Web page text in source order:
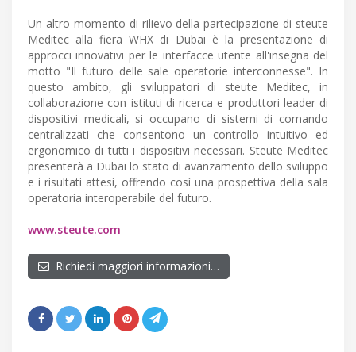
Un altro momento di rilievo della partecipazione di steute
Meditec alla fiera WHX di Dubai è la presentazione di
approcci innovativi per le interfacce utente all'insegna del
motto "Il futuro delle sale operatorie interconnesse". In
questo ambito, gli sviluppatori di steute Meditec, in
collaborazione con istituti di ricerca e produttori leader di
dispositivi medicali, si occupano di sistemi di comando
centralizzati che consentono un controllo intuitivo ed
ergonomico di tutti i dispositivi necessari. Steute Meditec
presenterà a Dubai lo stato di avanzamento dello sviluppo
e i risultati attesi, offrendo così una prospettiva della sala
operatoria interoperabile del futuro.
www.steute.com
Richiedi maggiori informazioni…